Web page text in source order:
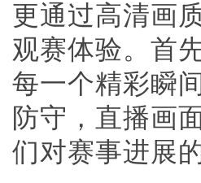
更通过高清画
观赛体验。首
每一个精彩瞬
防守，直播画
们对赛事进展